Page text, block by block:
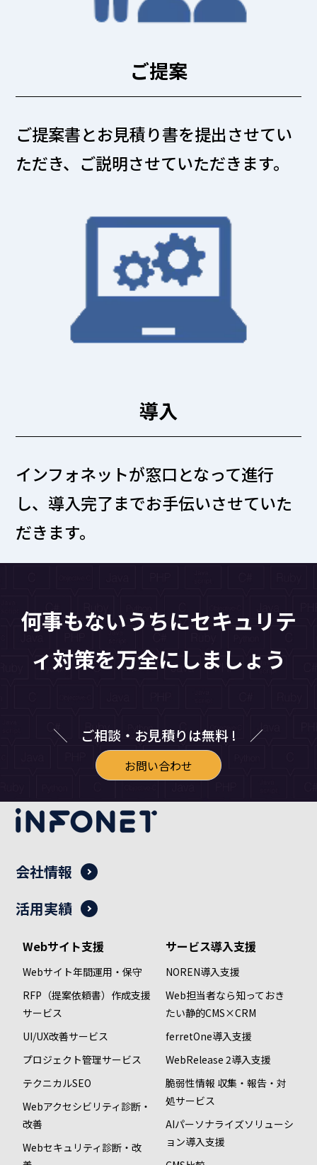
ご提案
ご提案書とお見積り書を提出させてい
ただき、ご説明させていただきます。
導入
インフォネットが窓口となって進行
し、導入完了までお手伝いさせていた
だきます。
何事もないうちにセキュリテ
ィ対策を万全にしましょう
╲ ご相談・お見積りは無料 ! ／
お問い合わせ
会社情報
活用実績
Webサイト支援
Webサイト年間運用・保守
RFP（提案依頼書）作成支援
サービス
UI/UX改善サービス
プロジェクト管理サービス
テクニカルSEO
Webアクセシビリティ診断・
改善
Webセキュリティ診断・改
サービス導入支援
NOREN導入支援
Web担当者なら知っておき
たい静的CMS×CRM
ferretOne導入支援
WebRelease 2導入支援
脆弱性情報 収集・報告・対
処サービス
AIパーソナライズソリューシ
ョン導入支援